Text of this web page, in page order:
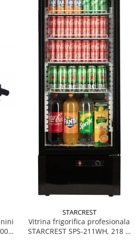
STARCREST
Vitrina frigorifica profesionala
STARCREST SPS-211WH, 218 L,